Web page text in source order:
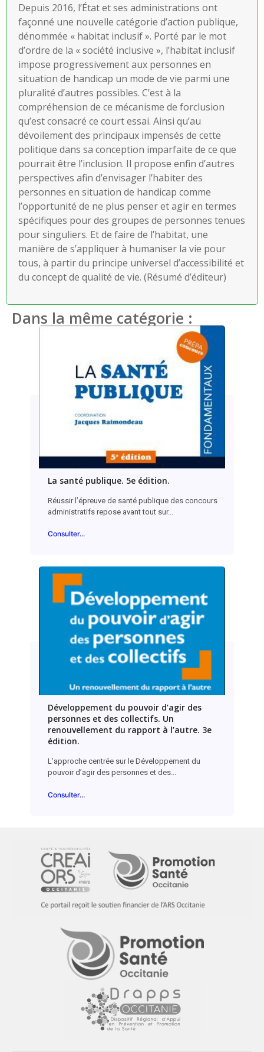
Depuis 2016, l’État et ses administrations ont
façonné une nouvelle catégorie d’action publique,
dénommée « habitat inclusif ». Porté par le mot
d’ordre de la « société inclusive », l’habitat inclusif
impose progressivement aux personnes en
situation de handicap un mode de vie parmi une
pluralité d’autres possibles. C’est à la
compréhension de ce mécanisme de forclusion
qu’est consacré ce court essai. Ainsi qu’au
dévoilement des principaux impensés de cette
politique dans sa conception imparfaite de ce que
pourrait être l’inclusion. Il propose enfin d’autres
perspectives afin d’envisager l’habiter des
personnes en situation de handicap comme
l’opportunité de ne plus penser et agir en termes
spécifiques pour des groupes de personnes tenues
pour singuliers. Et de faire de l’habitat, une
manière de s’appliquer à humaniser la vie pour
tous, à partir du principe universel d’accessibilité et
du concept de qualité de vie. (Résumé d’éditeur)
Dans la même catégorie :
La santé publique. 5e édition.
Réussir l’épreuve de santé publique des concours
administratifs repose avant tout sur...
Consulter...
Développement du pouvoir d’agir des
personnes et des collectifs. Un
renouvellement du rapport à l’autre. 3e
édition.
L’approche centrée sur le Développement du
pouvoir d’agir des personnes et des...
Consulter...